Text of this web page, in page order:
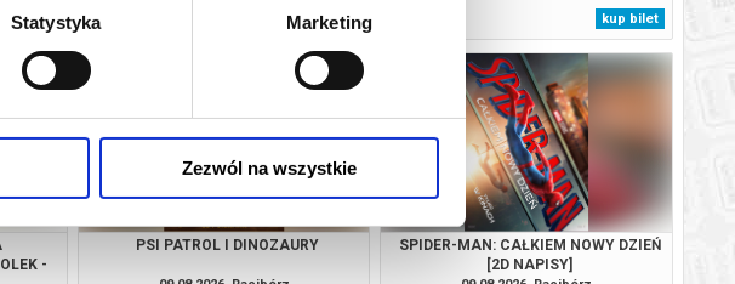
Statystyka Marketing
Zezwól na wszystkie
kup bilet
kup bilet
kup bilet
-
PSI PATROL I DINOZAURY
SPIDER-MAN: CAŁKIEM NOWY DZIEŃ
[2D NAPISY]